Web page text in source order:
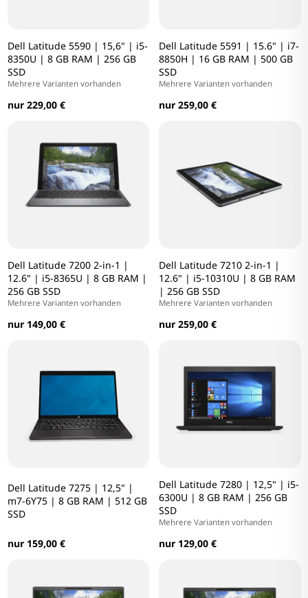
Dell Latitude 5590 | 15,6" | i5-
8350U | 8 GB RAM | 256 GB
SSD
Mehrere Varianten vorhanden
nur 229,00 €
Dell Latitude 5591 | 15.6" | i7-
8850H | 16 GB RAM | 500 GB
SSD
Mehrere Varianten vorhanden
nur 259,00 €
Dell Latitude 7200 2-in-1 |
12.6" | i5-8365U | 8 GB RAM |
256 GB SSD
Mehrere Varianten vorhanden
nur 149,00 €
Dell Latitude 7210 2-in-1 |
12.6" | i5-10310U | 8 GB RAM
| 256 GB SSD
Mehrere Varianten vorhanden
nur 259,00 €
Dell Latitude 7275 | 12,5" |
m7-6Y75 | 8 GB RAM | 512 GB
SSD
nur 159,00 €
Dell Latitude 7280 | 12,5" | i5-
6300U | 8 GB RAM | 256 GB
SSD
Mehrere Varianten vorhanden
nur 129,00 €